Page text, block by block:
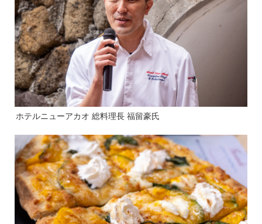
ホテルニューアカオ 総料理長 福留豪氏